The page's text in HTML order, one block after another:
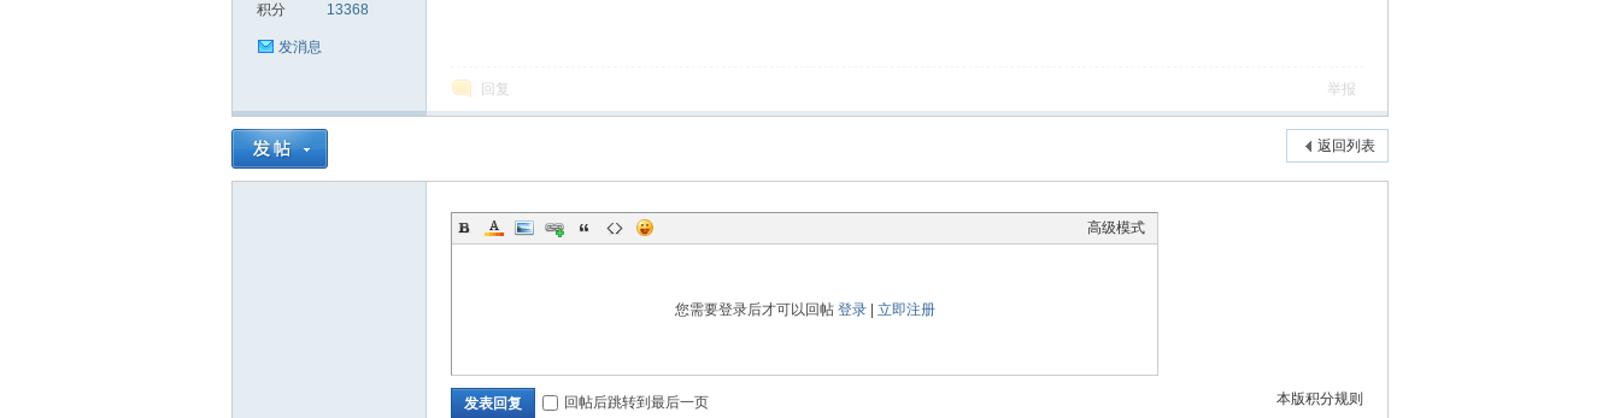
积分 13368
发消息
回复 举报
返回列表
高级模式
您需要登录后才可以回帖 登录| 立即注册
本版积分规则
发表回复 回帖后跳转到最后一页